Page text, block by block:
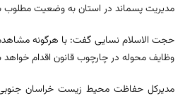
مدیریت پسماند در استان به وضعیت مطلوب
حجت الاسلام نسایی گفت: با هرگونه
وظایف محوله در چارچوب قانون اقدام
مدیرکل حفاظت محیط زیست خراسان جنوبی